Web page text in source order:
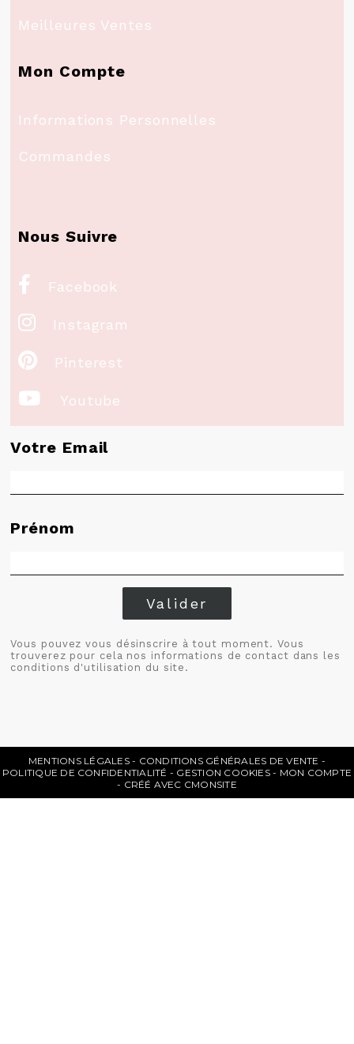
Meilleures Ventes
Mon Compte
Informations Personnelles
Commandes
Nous Suivre
 Facebook
 Instagram
 Pinterest
 Youtube
Votre Email
Prénom
Valider
Vous pouvez vous désinscrire à tout moment. Vous
trouverez pour cela nos informations de contact dans les
conditions d'utilisation du site.
MENTIONS LÉGALES
CONDITIONS GÉNÉRALES DE VENTE
POLITIQUE DE CONFIDENTIALITÉ
GESTION COOKIES
MON COMPTE
CRÉÉ AVEC CMONSITE